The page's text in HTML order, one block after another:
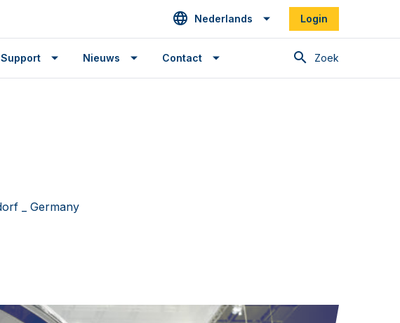
Nederlands Login
Zoek
Nieuws Contact
_ Germany